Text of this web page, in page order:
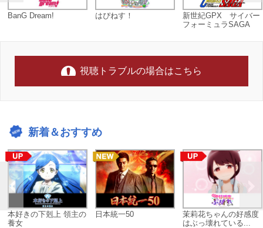
BanG Dream! はぴねす！
新世紀GPX サイバー
フォーミュラSAGA
視聴トラブルの場合はこちら
新着＆おすすめ
本好きの下剋上 領主の
養女
日本統一50
茉莉花ちゃんの好感度
はぶっ壊れている...